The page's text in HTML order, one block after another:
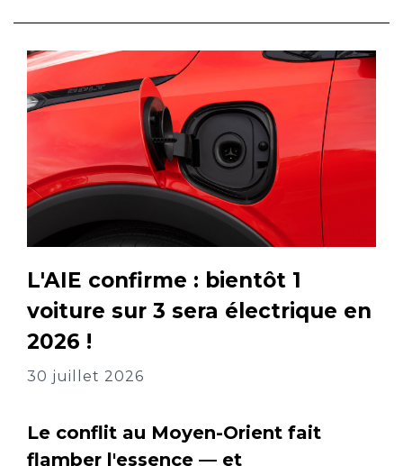
L'AIE confirme : bientôt 1
voiture sur 3 sera électrique en
2026 !
30 juillet 2026
Le conflit au Moyen-Orient fait
flamber l'essence — et